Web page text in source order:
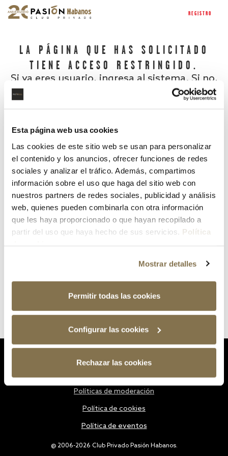
Esta página web usa cookies
Las cookies de este sitio web se usan para personalizar
el contenido y los anuncios, ofrecer funciones de redes
sociales y analizar el tráfico. Además, compartimos
información sobre el uso que haga del sitio web con
nuestros partners de redes sociales, publicidad y análisis
web, quienes pueden combinarla con otra información
que les haya proporcionado o que hayan recopilado a
partir del uso que haya hecho de sus servicios. Política
Mostrar detalles
Permitir todas las cookies
Configurar las cookies
Rechazar las cookies
REGISTRO
LA PÁGINA QUE HAS SOLICITADO
TIENE ACCESO RESTRINGIDO.
Si ya eres usuario, ingresa al sistema. Si no,
¿Has olvidado tu contraseña?
@ 2006-2026 Club Privado Pasión Habanos.
Políticas de moderación
Política de cookies
Política de eventos